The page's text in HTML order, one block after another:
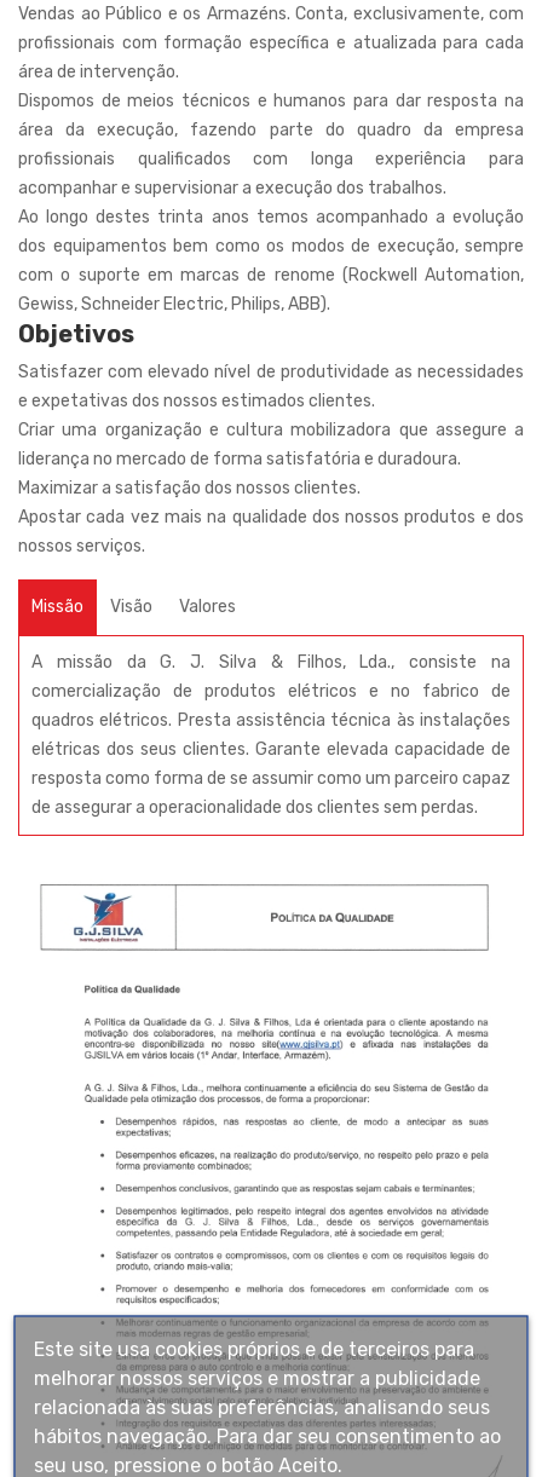
Vendas ao Público e os Armazéns. Conta, exclusivamente, com
profissionais com formação específica e atualizada para cada
área de intervenção.
Dispomos de meios técnicos e humanos para dar resposta na
área da execução, fazendo parte do quadro da empresa
profissionais qualificados com longa experiência para
acompanhar e supervisionar a execução dos trabalhos.
Ao longo destes trinta anos temos acompanhado a evolução
dos equipamentos bem como os modos de execução, sempre
com o suporte em marcas de renome (Rockwell Automation,
Gewiss, Schneider Electric, Philips, ABB).
Objetivos
Satisfazer com elevado nível de produtividade as necessidades
e expetativas dos nossos estimados clientes.
Criar uma organização e cultura mobilizadora que assegure a
liderança no mercado de forma satisfatória e duradoura.
Maximizar a satisfação dos nossos clientes.
Apostar cada vez mais na qualidade dos nossos produtos e dos
nossos serviços.
Missão Visão Valores
A missão da G. J. Silva & Filhos, Lda., consiste na
comercialização de produtos elétricos e no fabrico de
quadros elétricos. Presta assistência técnica às instalações
elétricas dos seus clientes. Garante elevada capacidade de
resposta como forma de se assumir como um parceiro capaz
de assegurar a operacionalidade dos clientes sem perdas.
Este site usa cookies próprios e de terceiros para
melhorar nossos serviços e mostrar a publicidade
relacionada às suas preferências, analisando seus
hábitos navegação. Para dar seu consentimento ao
seu uso, pressione o botão Aceito.